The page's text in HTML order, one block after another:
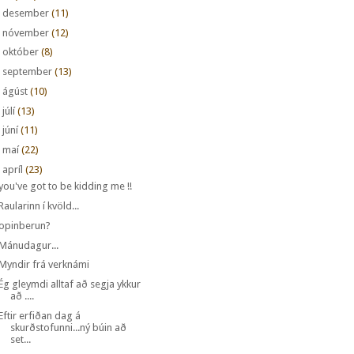
desember (11)
nóvember (12)
október (8)
september (13)
ágúst (10)
júlí (13)
júní (11)
maí (22)
apríl (23)
got to be kidding me !!
í kvöld...
frá verknámi
gleymdi alltaf að segja ykkur
að ....
erfiðan dag á
skurðstofunni...ný búin að
set...